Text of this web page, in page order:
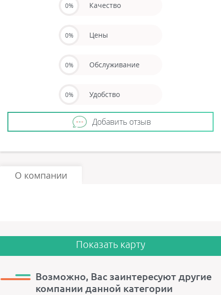
0% Качество
0% Цены
0% Обслуживание
0% Удобство
Добавить отзыв
О компании
Показать карту
Возможно, Вас заинтересуют другие
компании данной категории